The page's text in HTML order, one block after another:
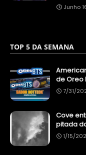
Junho
TOP 5 DA SEMANA
de Oreo
7/31/
Cove
pitada
1/15/